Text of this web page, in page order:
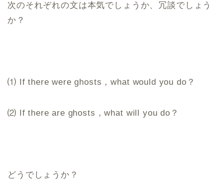
次のそれぞれの文は本気でしょうか、冗談でしょう
か？
⑴ If there were ghosts，what would you do？
⑵ If there are ghosts，what will you do？
どうでしょうか？